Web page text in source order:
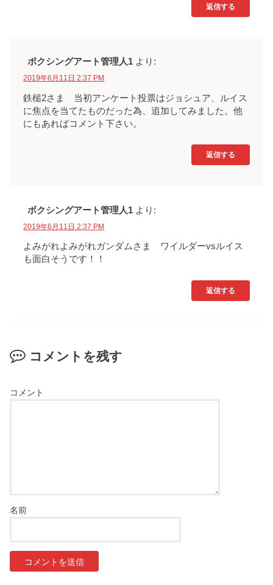
返信する
ボクシングアート管理人1 より:
2019年6月11日 2:37 PM
鉄槌2さま 当初アンケート投票はジョシュア、ルイス
に焦点を当てたものだった為、追加してみました。他
にもあればコメント下さい。
返信する
ボクシングアート管理人1 より:
2019年6月11日 2:37 PM
よみがれよみがれガンダムさま ワイルダーvsルイス
も面白そうです！！
返信する
コメントを残す
コメント
名前